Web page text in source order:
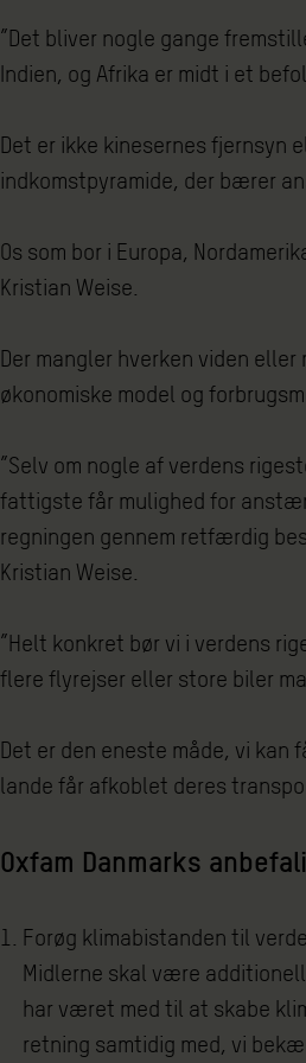
”Det bliver nogle gange
Indien, og Afrika er midt i et
Det er ikke kinesernes fjernsyn
indkomstpyramide, der bærer
Os som bor i Europa,
Kristian Weise.
Der mangler hverken viden
økonomiske model og
”Selv om nogle af verdens
fattigste får mulighed for
regningen gennem retfærdig
Kristian Weise.
”Helt konkret bør vi i verdens
flere flyrejser eller store biler
Det er den eneste måde, vi
lande får afkoblet deres
Oxfam Danmarks
Forøg klimabistanden til
Midlerne skal være
har været med til at skabe
retning samtidig med, vi